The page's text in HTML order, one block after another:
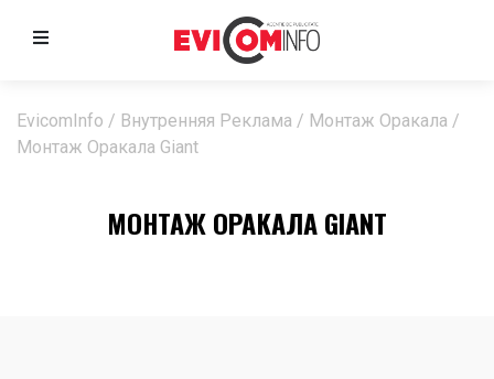
EvicomInfo / Внутренняя Реклама / Монтаж Оракала /
Монтаж Оракала Giant
МОНТАЖ ОРАКАЛА GIANT